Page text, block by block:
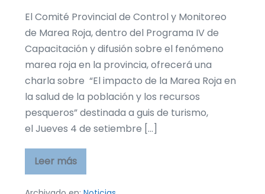
4
de
setiembre
en
Rawson.
El Comité Provincial de Control y Monitoreo
de Marea Roja, dentro del Programa IV de
Capacitación y difusión sobre el fenómeno
marea roja en la provincia, ofrecerá una
charla sobre “El impacto de la Marea Roja en
la salud de la población y los recursos
pesqueros” destinada a guis de turismo,
el Jueves 4 de setiembre […]
Leer másOfrecerán
charla